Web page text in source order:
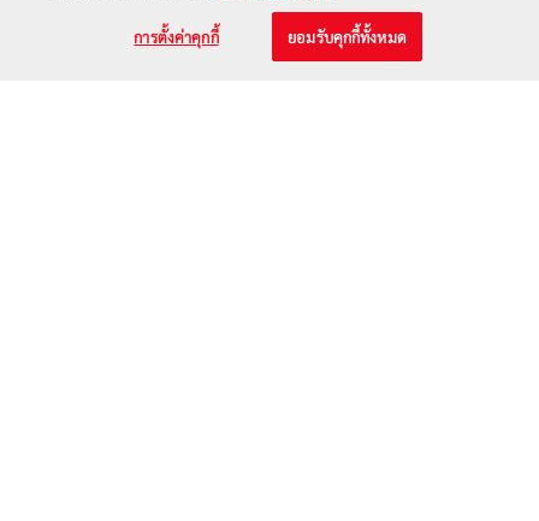
[ scroll down ]
การตั้งค่าคุกกี้ ยอมรับคุกกี้ทั้งหมด